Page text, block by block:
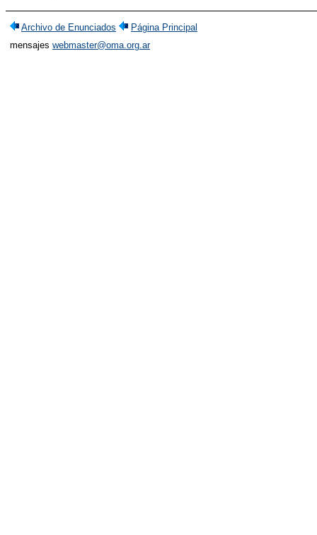
Archivo de Enunciados
Página Principal
mensajes webmaster@oma.org.ar